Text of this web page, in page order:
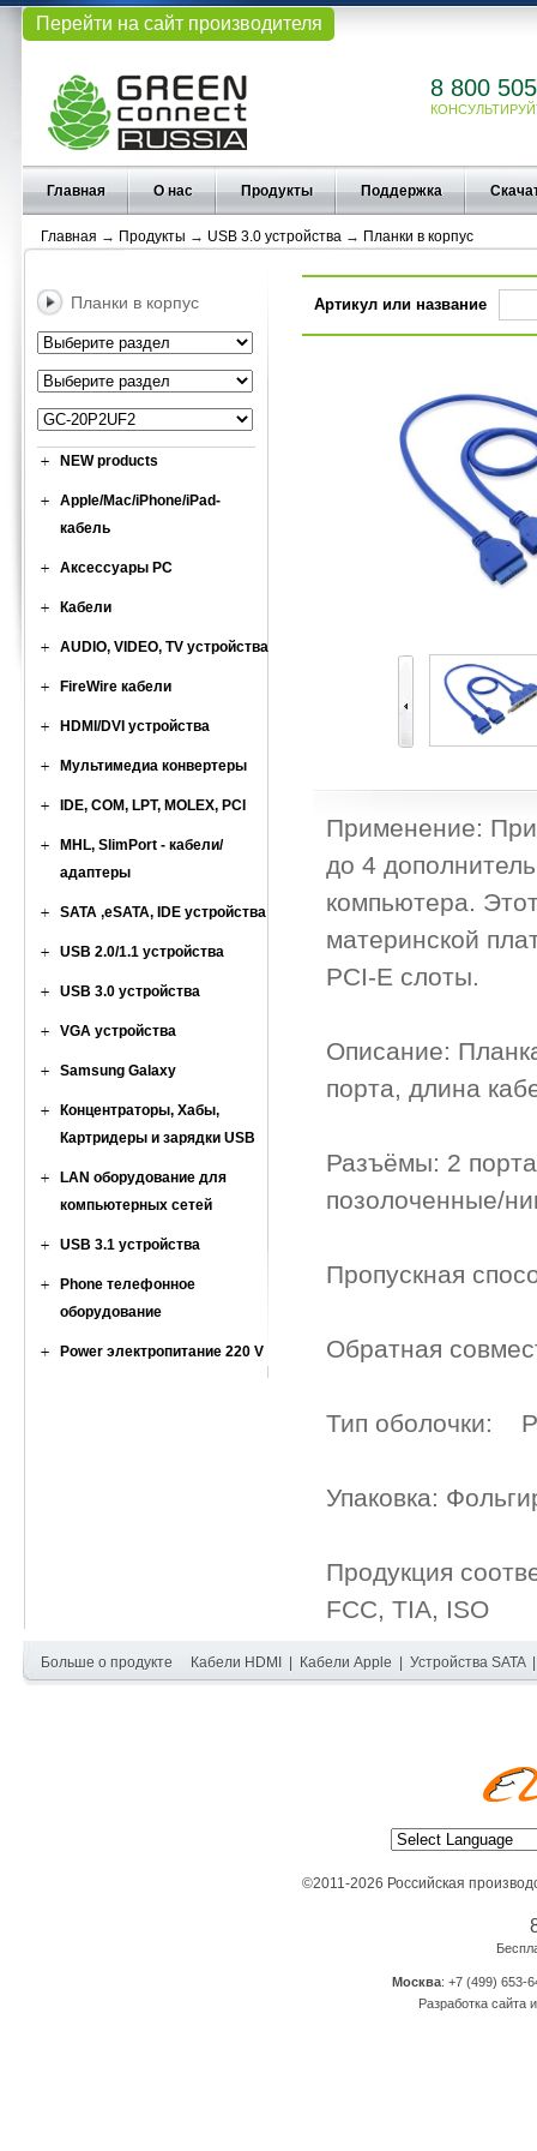
Перейти на сайт производителя
8 800
Главная О нас Продукты Поддержка
Главная → Продукты → USB 3.0 устройства → Планки в корпус
Планки в корпус
NEW products
Apple/Mac/iPhone/iPad-
кабель
Аксессуары PC
Кабели
AUDIO, VIDEO, TV устройства
FireWire кабели
HDMI/DVI устройства
Мультимедиа конвертеры
IDE, COM, LPT, MOLEX, PCI
MHL, SlimPort - кабели/
адаптеры
SATA ,eSATA, IDE устройства
USB 2.0/1.1 устройства
USB 3.0 устройства
VGA устройства
Samsung Galaxy
Концентраторы, Хабы,
Картридеры и зарядки USB
LAN оборудование для
компьютерных сетей
USB 3.1 устройства
Phone телефонное
оборудование
Power электропитание 220 V
Артикул или название
Применение: При
до 4
компьютера.
материнской
PCI-E слоты.
Описание:
порта, длина
Разъёмы: 2
позолоченные/
Пропускная
Обратная
Тип оболочки:
Упаковка:
Продукция
FCC, TIA, ISO
Больше о продукте Кабели HDMI Кабели Apple Устройства SATA
©2011-2026 Российская
Москва: +7 (499) 653-
Разработка сайта